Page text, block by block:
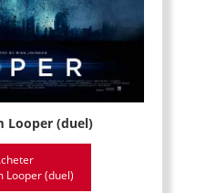
Looper (duel)
Looper (duel)